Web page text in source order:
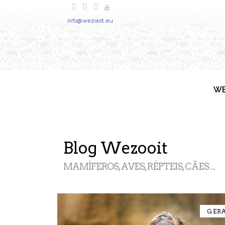
info@wezooit.eu
Blog Wezooit
MAMÍFEROS, AVES, RÉPTEIS, CÃES ...